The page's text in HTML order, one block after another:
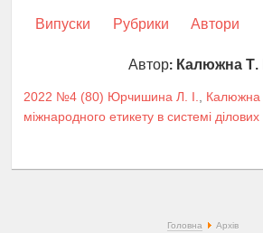
Випуски Рубрики Автори
Автор: Калюжна Т.
2022 №4 (80) Юрчишина Л. І. Калюжна
міжнародного етикету в системі ділових
Головна
Архів